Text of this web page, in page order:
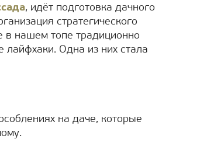
, идёт подготовка дачного
стратегического
в нашем топе традиционно
лайфхаки. Одна из них стала
на даче, которые